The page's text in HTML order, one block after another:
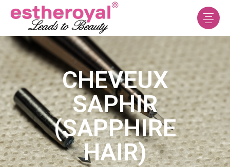
CHEVEUX
SAPHIR
(SAPPHIRE
HAIR)